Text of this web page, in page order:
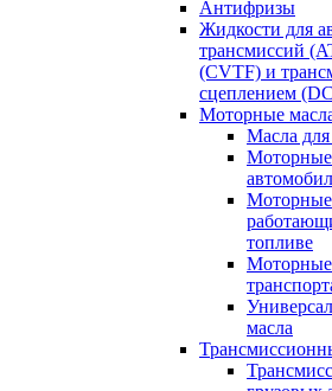
Антифризы
Жидкости для
трансмиссий
(CVTF) и
сцеплением
Моторные
Масла для
Моторные
Моторные
топливе
Моторные
масла